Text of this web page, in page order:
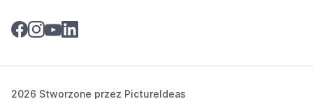
2026 Stworzone przez PictureIdeas